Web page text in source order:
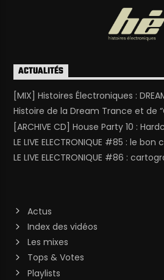
ACTUALITÉS
[MIX] Histoires Électroniques :
Histoire de la Dream Trance et de
[ARCHIVE CD] House Party 10 :
LE LIVE ELECTRONIQUE #85 : le
LE LIVE ELECTRONIQUE #86 :
Actus
Index des vidéos
Les mixes
Tops & Votes
Playlists